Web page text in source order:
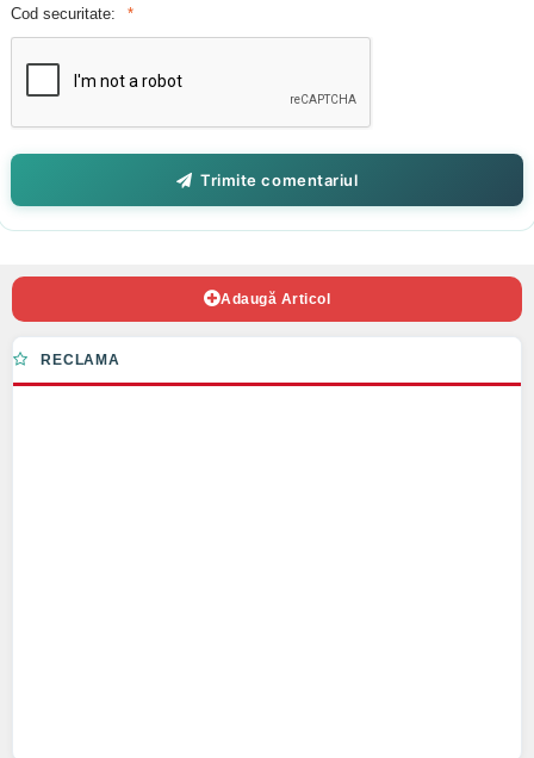
Cod securitate:
Trimite comentariul
Adaugă Articol
RECLAMA